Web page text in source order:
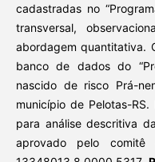
cadastradas no
transversal,
abordagem quantitativa.
banco de dados do
nascido de risco Prá-
município de Pelotas-
para análise descritiva
aprovado pelo